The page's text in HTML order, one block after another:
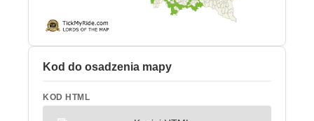
Kod do osadzenia mapy
KOD HTML